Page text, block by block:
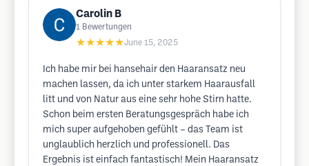
Carolin B
1 Bewertungen
★★★★★June 15, 2025
Ich habe mir bei hansehair den Haaransatz neu
machen lassen, da ich unter starkem Haarausfall
litt und von Natur aus eine sehr hohe Stirn hatte.
Schon beim ersten Beratungsgespräch habe ich
mich super aufgehoben gefühlt – das Team ist
unglaublich herzlich und professionell. Das
Ergebnis ist einfach fantastisch! Mein Haaransatz